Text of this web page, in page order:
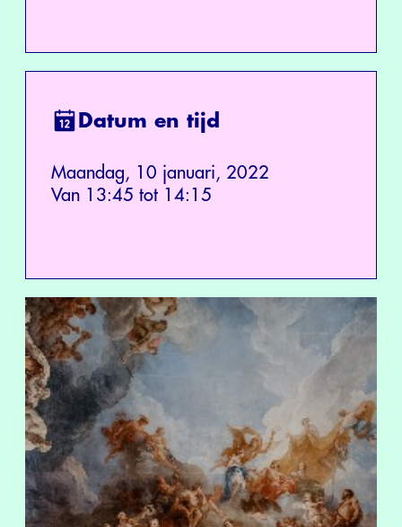
Datum en tijd
Maandag, 10 januari, 2022
Van 13:45 tot 14:15